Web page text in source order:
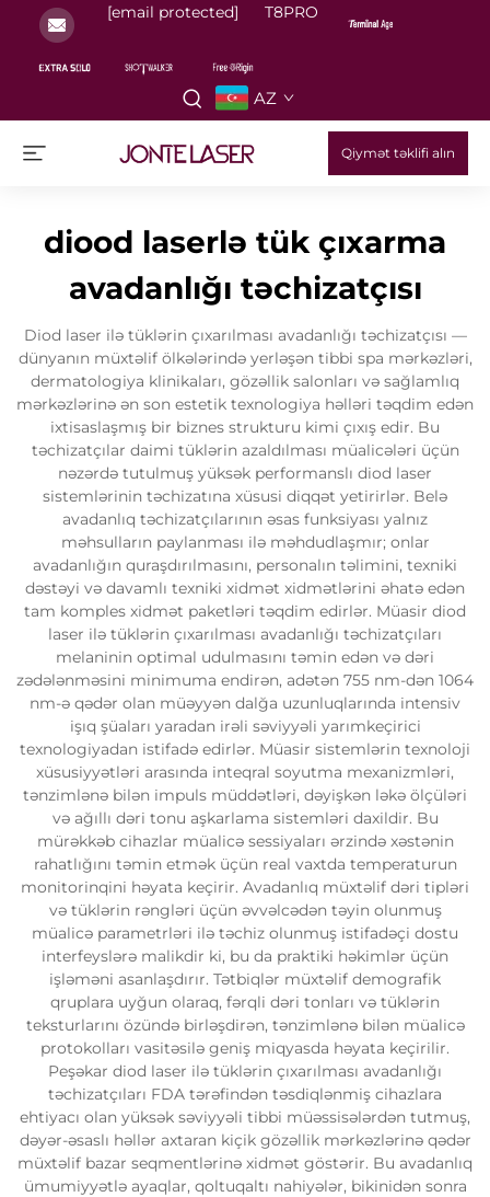
[email protected] T8PRO
AZ
Qiymət təklifi alın
diood laserlə tük çıxarma
avadanlığı təchizatçısı
Diod laser ilə tüklərin çıxarılması avadanlığı təchizatçısı —
dünyanın müxtəlif ölkələrində yerləşən tibbi spa mərkəzləri,
dermatologiya klinikaları, gözəllik salonları və sağlamlıq
mərkəzlərinə ən son estetik texnologiya həlləri təqdim edən
ixtisaslaşmış bir biznes strukturu kimi çıxış edir. Bu
təchizatçılar daimi tüklərin azaldılması müalicələri üçün
nəzərdə tutulmuş yüksək performanslı diod laser
sistemlərinin təchizatına xüsusi diqqət yetirirlər. Belə
avadanlıq təchizatçılarının əsas funksiyası yalnız
məhsulların paylanması ilə məhdudlaşmır; onlar
avadanlığın quraşdırılmasını, personalın təlimini, texniki
dəstəyi və davamlı texniki xidmət xidmətlərini əhatə edən
tam komples xidmət paketləri təqdim edirlər. Müasir diod
laser ilə tüklərin çıxarılması avadanlığı təchizatçıları
melaninin optimal udulmasını təmin edən və dəri
zədələnməsini minimuma endirən, adətən 755 nm-dən 1064
nm-ə qədər olan müəyyən dalğa uzunluqlarında intensiv
işıq şüaları yaradan irəli səviyyəli yarımkeçirici
texnologiyadan istifadə edirlər. Müasir sistemlərin texnoloji
xüsusiyyətləri arasında inteqral soyutma mexanizmləri,
tənzimlənə bilən impuls müddətləri, dəyişkən ləkə ölçüləri
və ağıllı dəri tonu aşkarlama sistemləri daxildir. Bu
mürəkkəb cihazlar müalicə sessiyaları ərzində xəstənin
rahatlığını təmin etmək üçün real vaxtda temperaturun
monitorinqini həyata keçirir. Avadanlıq müxtəlif dəri tipləri
və tüklərin rəngləri üçün əvvəlcədən təyin olunmuş
müalicə parametrləri ilə təchiz olunmuş istifadəçi dostu
interfeyslərə malikdir ki, bu da praktiki həkimlər üçün
işləməni asanlaşdırır. Tətbiqlər müxtəlif demografik
qruplara uyğun olaraq, fərqli dəri tonları və tüklərin
teksturlarını özündə birləşdirən, tənzimlənə bilən müalicə
protokolları vasitəsilə geniş miqyasda həyata keçirilir.
Peşəkar diod laser ilə tüklərin çıxarılması avadanlığı
təchizatçıları FDA tərəfindən təsdiqlənmiş cihazlara
ehtiyacı olan yüksək səviyyəli tibbi müəssisələrdən tutmuş,
dəyər-əsaslı həllər axtaran kiçik gözəllik mərkəzlərinə qədər
müxtəlif bazar seqmentlərinə xidmət göstərir. Bu avadanlıq
ümumiyyətlə ayaqlar, qoltuqaltı nahiyələr, bikinidən sonra